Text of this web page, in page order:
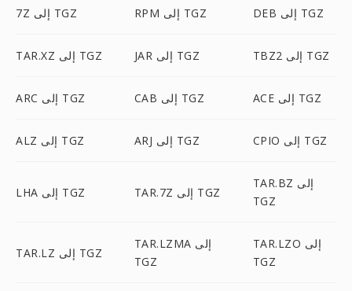
7Z إلى TGZ RPM إلى TGZ DEB إلى TGZ
TAR.XZ إلى TGZ JAR إلى TGZ TBZ2 إلى TGZ
ARC إلى TGZ CAB إلى TGZ ACE إلى TGZ
ALZ إلى TGZ ARJ إلى TGZ CPIO إلى TGZ
LHA إلى TGZ TAR.7Z إلى TGZ
TAR.BZ إلى
TGZ
TAR.LZ إلى TGZ
TAR.LZMA إلى
TGZ
TAR.LZO إلى
TGZ